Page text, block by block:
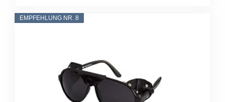
EMPFEHLUNG NR. 8